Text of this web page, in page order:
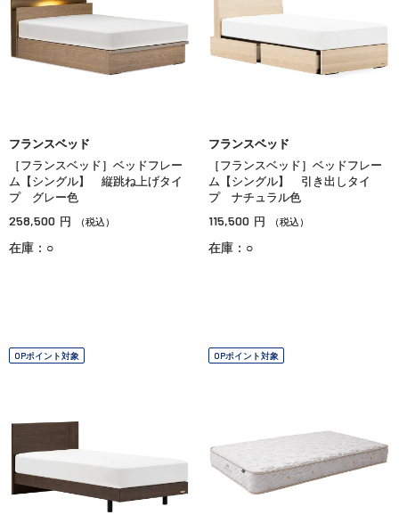
フランスベッド
［フランスベッド］ベッドフレー
ム【シングル】 縦跳ね上げタイ
プ グレー色
258,500 円 （税込）
在庫：○
フランスベッド
［フランスベッド］ベッドフレー
ム【シングル】 引き出しタイ
プ ナチュラル色
115,500 円 （税込）
在庫：○
OPポイント対象 OPポイント対象